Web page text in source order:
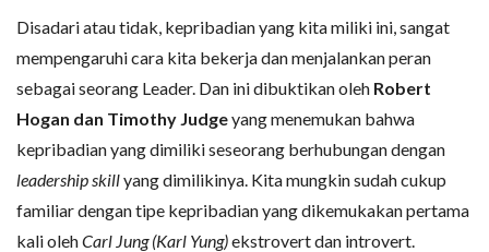
Disadari atau tidak, kepribadian yang kita miliki ini, sangat
mempengaruhi cara kita bekerja dan menjalankan peran
sebagai seorang Leader. Dan ini dibuktikan oleh Robert
Hogan dan Timothy Judgeyang menemukan bahwa
kepribadian yang dimiliki seseorang berhubungan dengan
leadership skillyang dimilikinya. Kita mungkin sudah cukup
familiar dengan tipe kepribadian yang dikemukakan pertama
kali olehCarl Jung (Karl Yung)ekstrovert dan introvert.